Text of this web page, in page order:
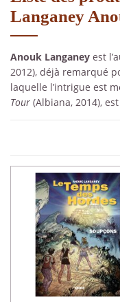
Langaney
Anouk Langaney est
2012), déjà remarqué
laquelle l’intrigue est
Tour (Albiana, 2014),